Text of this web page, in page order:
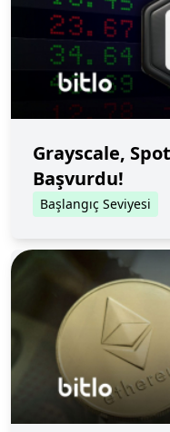
Grayscale,
Başvurdu!
Başlangıç Seviyesi